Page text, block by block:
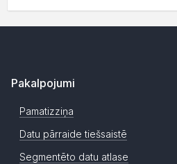
Pakalpojumi
Pamatizziņa
Datu pārraide tiešsaistē
Segmentēto datu atlase